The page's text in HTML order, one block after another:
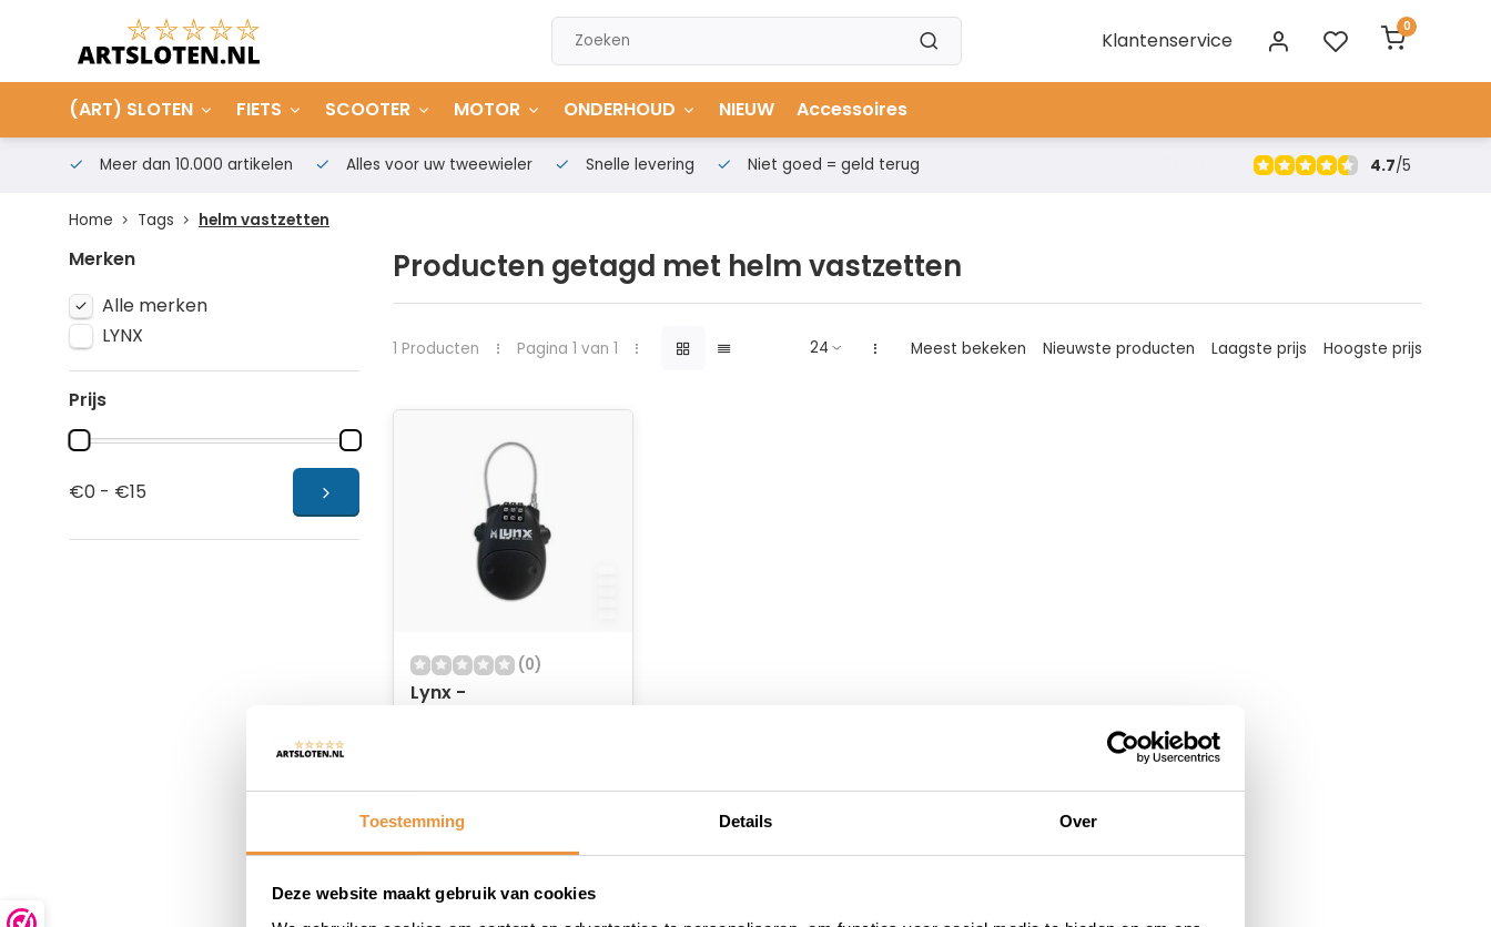
Toestemming Details Over
Deze website maakt gebruik van cookies
Klantenservice
0
(ART) SLOTEN FIETS SCOOTER MOTOR ONDERHOUD NIEUW Accessoires
Meer dan 10.000 artikelen Alles voor uw tweewieler Snelle levering Niet goed = geld terug 4.7/5
Home Tags helm vastzetten
Merken
Alle merken
LYNX
Prijs
€0 - €15
Producten getagd met helm vastzetten
1 Producten Pagina 1 van 1 Meest bekeken Nieuwste producten Laagste prijs Hoogste prijs
(0)
Lynx -
12,95